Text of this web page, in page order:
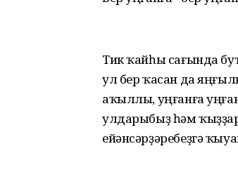
Тик ҡайһы сағында
ул бер ҡасан да
аҡыллы, уңғанға
улдарыбыҙ һәм
ейәнсәрҙәребеҙгә